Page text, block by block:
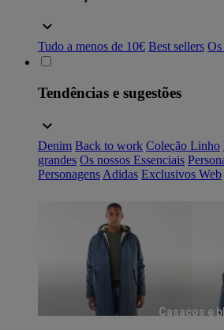
Tudo a menos de 10€ Best sellers Os
Tendências e sugestões
Denim Back to work Coleção Linho
grandes Os nossos Essenciais
Personagens Adidas Exclusivos Web
Casacos e